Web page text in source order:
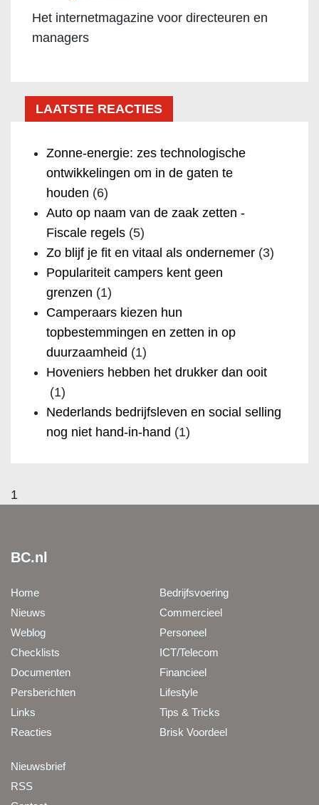
Het internetmagazine voor directeuren en
managers
LAATSTE REACTIES
Zonne-energie: zes technologische
ontwikkelingen om in de gaten te
houden (6)
Auto op naam van de zaak zetten -
Fiscale regels (5)
Zo blijf je fit en vitaal als ondernemer (3)
Populariteit campers kent geen
grenzen (1)
Camperaars kiezen hun
topbestemmingen en zetten in op
duurzaamheid (1)
Hoveniers hebben het drukker dan ooit
(1)
Nederlands bedrijfsleven en social selling
nog niet hand-in-hand (1)
1
BC.nl
Home
Nieuws
Weblog
Checklists
Documenten
Persberichten
Links
Reacties
Bedrijfsvoering
Commercieel
Personeel
ICT/Telecom
Financieel
Lifestyle
Tips & Tricks
Brisk Voordeel
Nieuwsbrief
RSS